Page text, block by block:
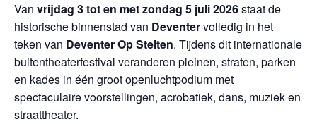
Van vrijdag 3 tot en met zondag 5 juli 2026staat de
historische binnenstad van Deventervolledig in het
teken van Deventer Op Stelten. Tijdens dit internationale
buitentheaterfestival veranderen pleinen, straten, parken
en kades in één groot openluchtpodium met
spectaculaire voorstellingen, acrobatiek, dans, muziek en
straattheater.